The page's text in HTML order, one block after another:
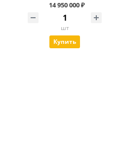
14 950 000 ₽
шт
Купить